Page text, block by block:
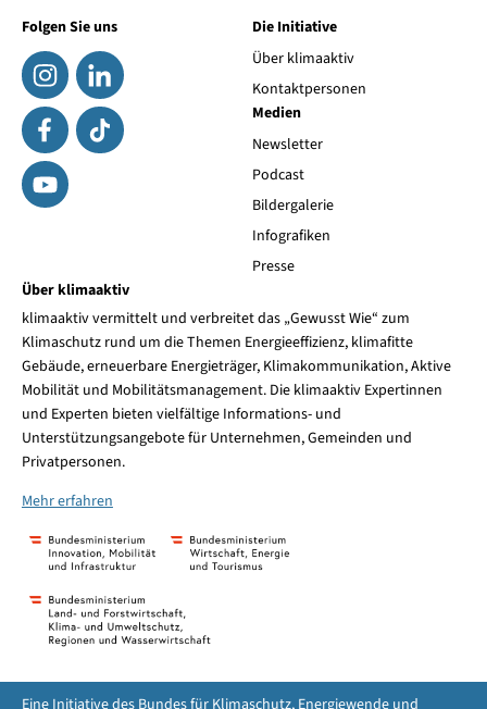
Folgen Sie uns
Die Initiative
Über klimaaktiv
Kontaktpersonen
Medien
Newsletter
Podcast
Bildergalerie
Infografiken
Presse
Über klimaaktiv
klimaaktiv vermittelt und verbreitet das „Gewusst Wie“ zum
Klimaschutz rund um die Themen Energieeffizienz, klimafitte
Gebäude, erneuerbare Energieträger, Klimakommunikation, Aktive
Mobilität und Mobilitätsmanagement. Die klimaaktiv Expertinnen
und Experten bieten vielfältige Informations- und
Unterstützungsangebote für Unternehmen, Gemeinden und
Privatpersonen.
Mehr erfahren